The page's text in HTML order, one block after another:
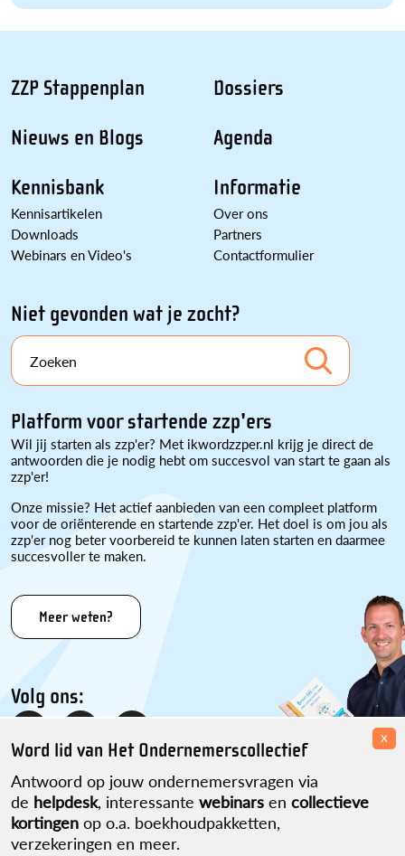
ZZP Stappenplan
Nieuws en Blogs
Kennisbank
Kennisartikelen
Downloads
Webinars en Video's
Dossiers
Agenda
Informatie
Over ons
Partners
Contactformulier
Niet gevonden wat je zocht?
Zoeken
Platform voor startende zzp'ers
Wil jij starten als zzp'er? Met ikwordzzper.nl krijg je direct de
antwoorden die je nodig hebt om succesvol van start te gaan als
zzp'er!
Onze missie? Het actief aanbieden van een compleet platform
voor de oriënterende en startende zzp'er. Het doel is om jou als
zzp'er nog beter voorbereid te kunnen laten starten en daarmee
succesvoller te maken.
Meer weten?
Volg ons:
Disclaimer Over ons Contact
Word lid van Het Ondernemerscollectief
Antwoord op jouw ondernemersvragen via
de helpdesk, interessante webinars en collectieve
kortingen op o.a. boekhoudpakketten,
verzekeringen en meer.
x